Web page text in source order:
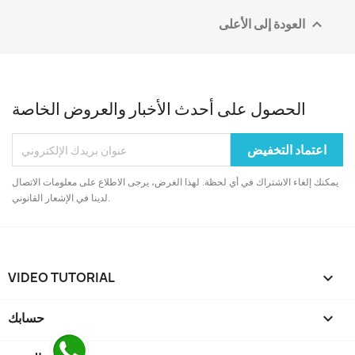

الحصول على أحدث الأخبار والعروض الخاصة
يمكنك إلغاء الاشتراك في أي لحظة. لهذا الغرض، يرجى الاطلاع على معلومات الاتصال
لدينا في الإشعار القانوني.
VIDEO TUTORIAL 
حسابك 